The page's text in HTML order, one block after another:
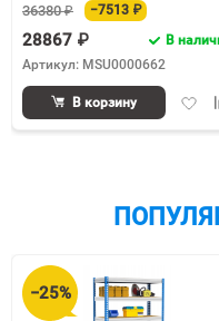
36380 ₽ −7513 ₽
28867 ₽
В
Артикул: MSU0000662
В корзину
−25%